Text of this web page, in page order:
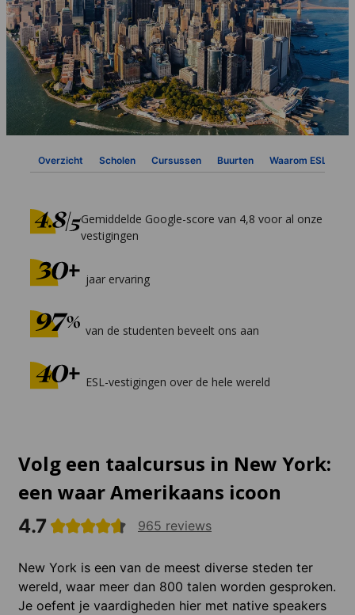
Overzicht Scholen Cursussen Buurten Waarom ESL
Gemiddelde Google-score van 4,8 voor al onze
vestigingen
jaar ervaring
van de studenten beveelt ons aan
ESL-vestigingen over de hele wereld
Volg een taalcursus in New York:
een waar Amerikaans icoon
4.7 965 reviews
New York is een van de meest diverse steden ter
wereld, waar meer dan 800 talen worden gesproken.
Je oefent je vaardigheden hier met native speakers